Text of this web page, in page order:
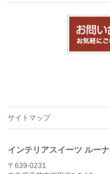
サイトマップ
インテリアスイーツ ルーナ
〒639-0231